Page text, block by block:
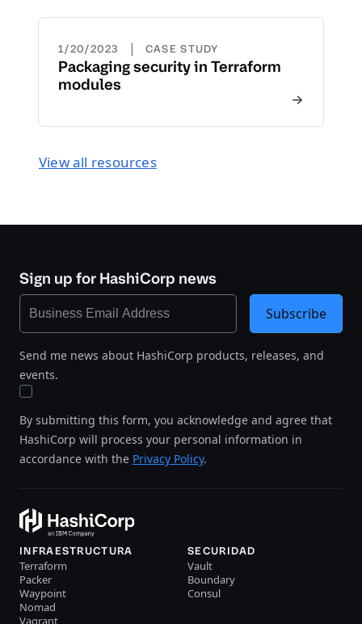
1/20/2023 | CASE STUDY
Packaging security in Terraform
modules
View all resources
Sign up for HashiCorp news
Send me news about HashiCorp products, releases, and
events.
By submitting this form, you acknowledge and agree that
HashiCorp will process your personal information in
accordance with the Privacy Policy.
Subscribe
INFRAESTRUCTURA
Terraform
Packer
Waypoint
Nomad
Vagrant
SECURIDAD
Vault
Boundary
Consul